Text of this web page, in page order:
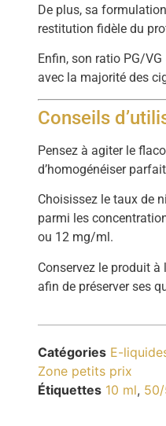
De plus, sa
restitution fidèle du
Enfin, son ratio PG/
avec la majorité des
Conseils
Pensez à agiter le
d’homogénéiser
Choisissez le taux de
parmi les
ou 12 mg/ml.
Conservez le produit à
afin de préserver ses
Catégories E-
Zone petits prix
Étiquettes 10 ml,